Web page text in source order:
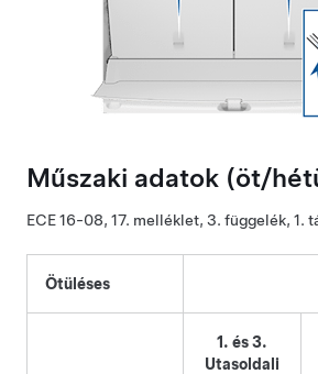
Műszaki adatok (öt/hét
ECE 16-08, 17. melléklet, 3. függelék, 1.
Ötüléses
1. és 3.
Utasoldali